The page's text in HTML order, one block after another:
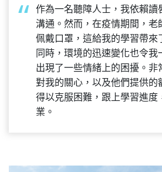
作為一名聽障人士，我依賴讀
溝通。然而，在疫情期間，老
佩戴口罩，這給我的學習帶來
同時，環境的迅速變化也令我
出現了一些情緒上的困擾。非
對我的關心，以及他們提供的
得以克服困難，跟上學習進度
業。